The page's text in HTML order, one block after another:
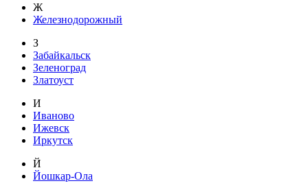
Ж
Железнодорожный
З
Забайкальск
Зеленоград
Златоуст
И
Иваново
Ижевск
Иркутск
Й
Йошкар-Ола